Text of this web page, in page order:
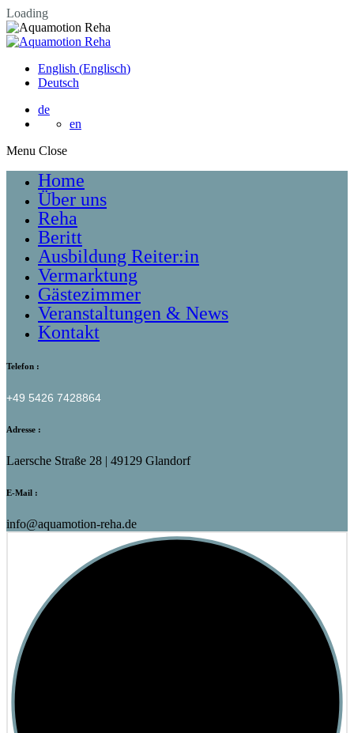
Loading
English (Englisch)
Deutsch
de
en
Menu
Home
Über uns
Reha
Beritt
Ausbildung Reiter:in
Vermarktung
Gästezimmer
Veranstaltungen & News
Kontakt
Telefon :
+49 5426 7428864
Adresse :
Laersche Straße 28 | 49129 Glandorf
E-Mail :
info@aquamotion-reha.de